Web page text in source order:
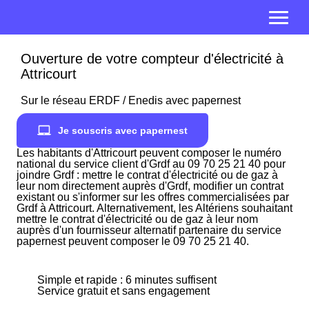
Ouverture de votre compteur d'électricité à
Attricourt
Sur le réseau ERDF / Enedis avec papernest
Je souscris avec papernest
Les habitants d'Attricourt peuvent composer le numéro
national du service client d'Grdf au 09 70 25 21 40 pour
joindre Grdf : mettre le contrat d'électricité ou de gaz à
leur nom directement auprès d'Grdf, modifier un contrat
existant ou s'informer sur les offres commercialisées par
Grdf à Attricourt. Alternativement, les Altériens souhaitant
mettre le contrat d'électricité ou de gaz à leur nom
auprès d'un fournisseur alternatif partenaire du service
papernest peuvent composer le 09 70 25 21 40.
Simple et rapide : 6 minutes suffisent
Service gratuit et sans engagement